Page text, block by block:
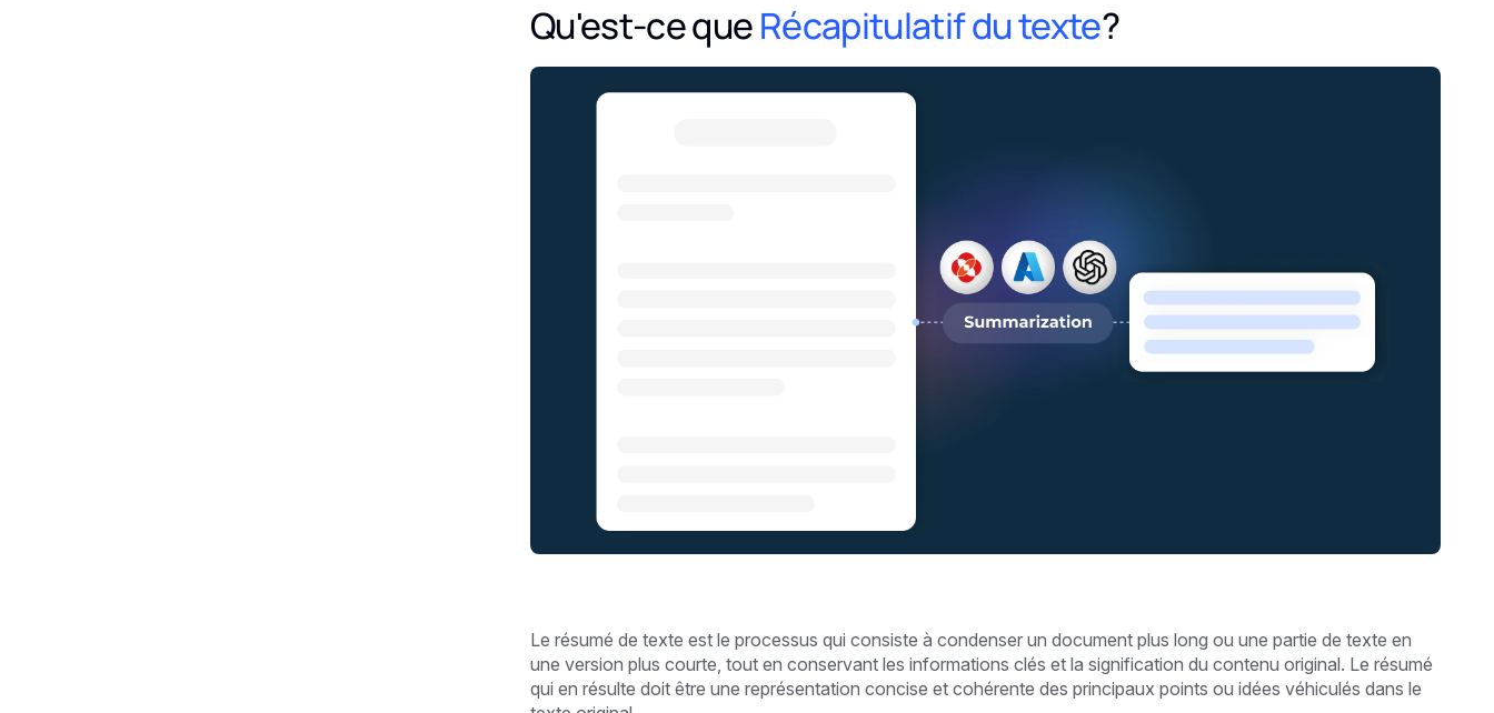
Qu'est-ce queRécapitulatif du texte?
Le résumé de texte est le processus qui consiste à condenser un document plus long ou une partie de texte en
une version plus courte, tout en conservant les informations clés et la signification du contenu original. Le résumé
qui en résulte doit être une représentation concise et cohérente des principaux points ou idées véhiculés dans le